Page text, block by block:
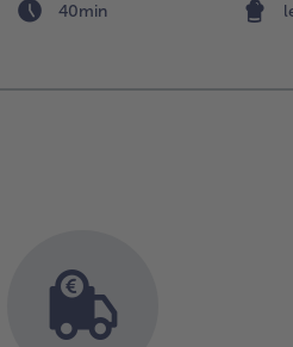
40min